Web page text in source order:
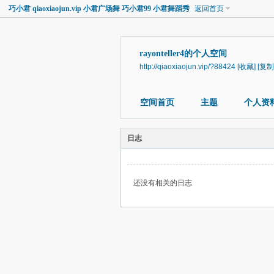
巧小君 qiaoxiaojun.vip 小君广场舞 巧小君99 小君舞蹈秀 返回首页
rayonteller4的个人空间
http://qiaoxiaojun.vip/?88424 [收藏] [复
空间首页 主题 个人资
日志
还没有相关的日志